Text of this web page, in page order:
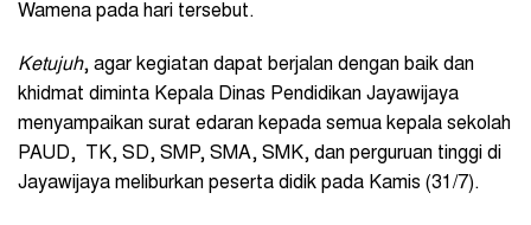
Wamena pada hari tersebut.
Ketujuh, agar kegiatan dapat berjalan dengan baik dan
khidmat diminta Kepala Dinas Pendidikan Jayawijaya
menyampaikan surat edaran kepada semua kepala sekolah
PAUD, TK, SD, SMP, SMA, SMK, dan perguruan tinggi di
Jayawijaya meliburkan peserta didik pada Kamis (31/7).